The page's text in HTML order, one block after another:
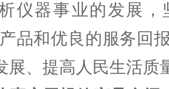
仪器事业的发展，
品和优良的服务回
展、提高人民生活质